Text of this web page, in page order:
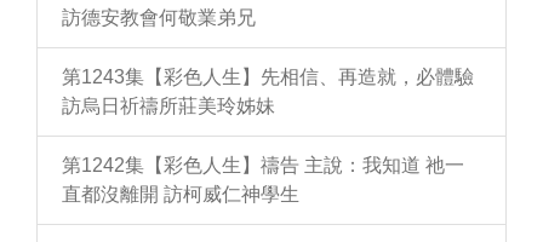
訪德安教會何敬業弟兄
第1243集【彩色人生】先相信、再造就，必體驗
訪烏日祈禱所莊美玲姊妹
第1242集【彩色人生】禱告 主說：我知道 祂一
直都沒離開 訪柯威仁神學生